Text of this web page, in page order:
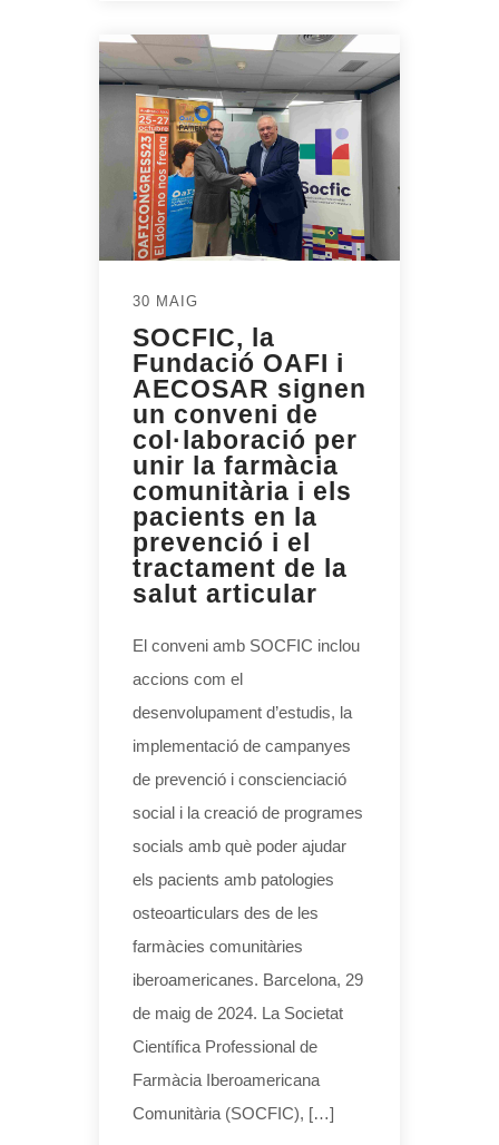
30 MAIG
SOCFIC, la
Fundació OAFI i
AECOSAR signen
un conveni de
col·laboració per
unir la farmàcia
comunitària i els
pacients en la
prevenció i el
tractament de la
salut articular
El conveni amb SOCFIC inclou
accions com el
desenvolupament d’estudis, la
implementació de campanyes
de prevenció i conscienciació
social i la creació de programes
socials amb què poder ajudar
els pacients amb patologies
osteoarticulars des de les
farmàcies comunitàries
iberoamericanes. Barcelona, ​​29
de maig de 2024. La Societat
Científica Professional de
Farmàcia Iberoamericana
Comunitària (SOCFIC), […]